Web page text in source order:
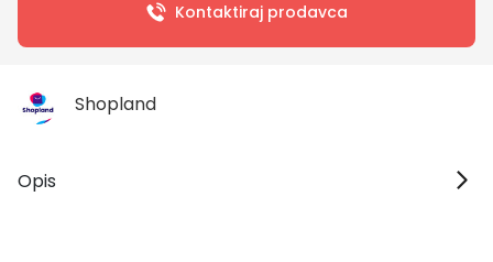
Kontaktiraj prodavca
Shopland
Opis